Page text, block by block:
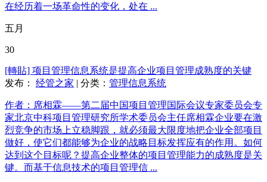
在经历着一场革命性的变化，处在 ...
五月
30
[轉貼] 项目管理信息系统是提高企业项目管理成熟度的关键
发布： 经管之家 | 分类： 管理信息系统
作者：席相霖——第二届中国项目管理国际会议专家委员会专
家北京中科项目管理研究所学术委员会主任席相霖企业要在激
烈竞争的市场上立稳脚跟，就必须最大限度地把企业全部项目
做好，使它们都能够为企业的战略目标发挥应有的作用。如何
达到这个目标呢？提高企业整体的项目管理能力的成熟度是关
键。而基于信息技术的项目管理信 ...